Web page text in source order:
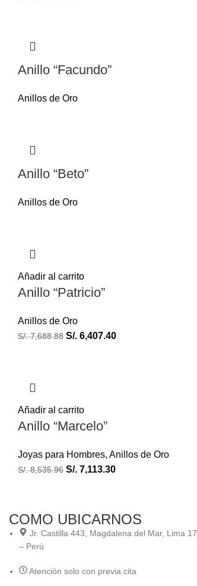
Anillo “Facundo”
Anillos de Oro
Anillo “Beto”
Anillos de Oro
Añadir al carrito
Anillo “Patricio”
Anillos de Oro
S/.7,688.88 S/. 6,407.40
Añadir al carrito
Anillo “Marcelo”
Joyas para Hombres, Anillos de Oro
S/.8,535.96 S/. 7,113.30
COMO UBICARNOS
Jr. Castilla 443, Magdalena del Mar, Lima 17
– Perú
Atención solo con previa cita